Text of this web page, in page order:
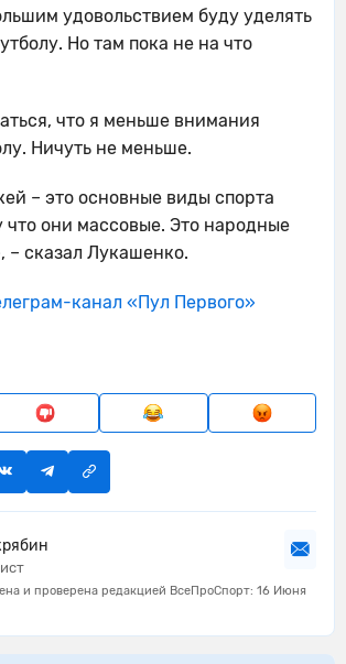
удовольствием буду уделять
Но там пока не на что
что я меньше внимания
Ничуть не меньше.
– это основные виды спорта
что они массовые. Это народные
– сказал Лукашенко.
канал «Пул Первого»
и проверена редакцией ВсеПроСпорт: 16 Июня